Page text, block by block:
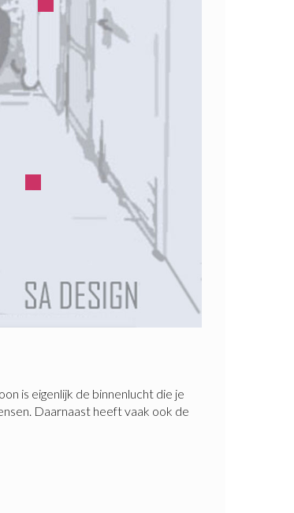
is eigenlijk de binnenlucht die je
Daarnaast heeft vaak ook de